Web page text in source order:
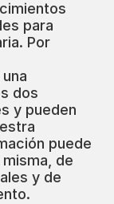
para
Por
dos
y pueden
puede
de
y de